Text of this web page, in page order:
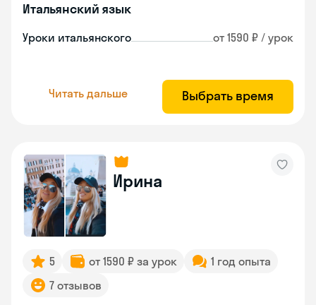
Итальянский язык
Уроки итальянского от 1590 ₽ / урок
Читать дальше Выбрать время
Ирина
5 от 1590 ₽ за урок
1 год опыта
7 отзывов